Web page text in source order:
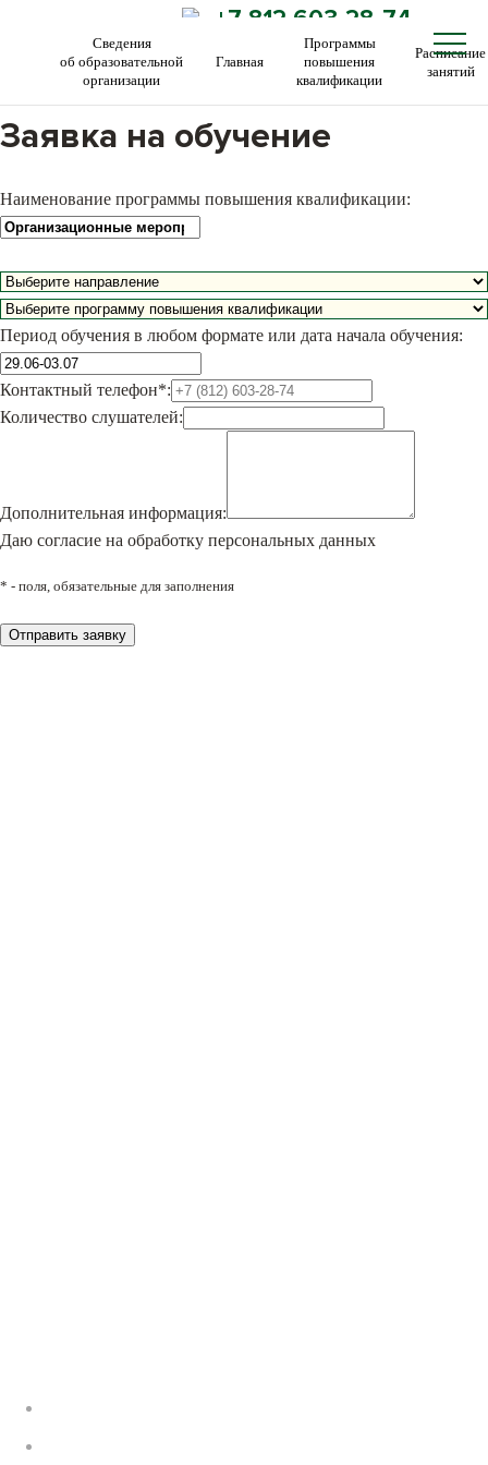
+7 812 603-28-74
Сведения
об образовательной
организации
Главная
Программы
повышения
квалификации
Расписание
занятий
Заявка на обучение
Наименование программы повышения квалификации:
Период обучения в любом формате или дата начала обучения:
Контактный телефон*:
Количество слушателей:
Дополнительная информация:
Даю согласие на обработку персональных данных
* - поля, обязательные для заполнения